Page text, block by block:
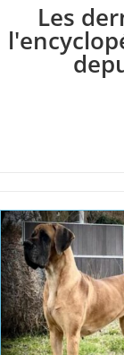
Les